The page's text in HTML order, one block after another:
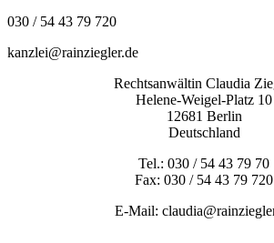
030 / 54 43 79 720
kanzlei@rainziegler.de
Rechtsanwältin Claudia
Helene-Weigel-Platz 10
12681 Berlin
Deutschland
Tel.: 030 / 54 43 79 70
Fax: 030 / 54 43 79 720
E-Mail: